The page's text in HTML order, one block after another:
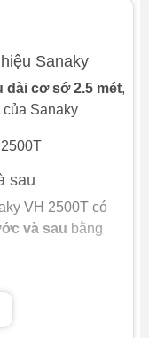
Sanaky
dài cơ sớ 2.5 mét,
của Sanaky
sau
VH 2500T có
và sau bằng